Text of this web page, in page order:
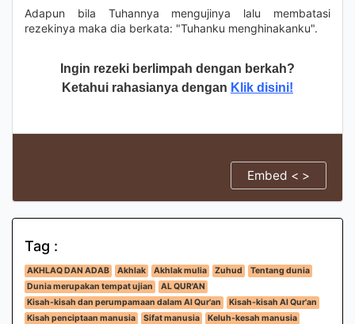
Adapun bila Tuhannya mengujinya lalu membatasi
rezekinya maka dia berkata: "Tuhanku menghinakanku".
Ingin rezeki berlimpah dengan berkah?
Ketahui rahasianya dengan Klik disini!
Embed < >
Tag :
AKHLAQ DAN ADAB Akhlak Akhlak mulia Zuhud
Tentang dunia
Dunia merupakan tempat ujian
AL QUR'AN
Kisah-kisah dan perumpamaan dalam Al Qur'an
Kisah-kisah Al Qur'an
Kisah penciptaan manusia
Sifat manusia
Keluh-kesah manusia